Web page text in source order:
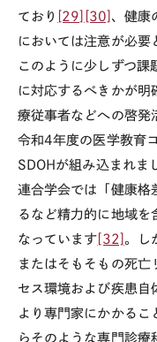
ており
[29] [30] 、健康
においては注意が必要
このように少しずつ課
に対応するべきかが明
療従事者などへの啓発
令和4年度の医学教育
SDOH が組み込まれま
連合学会では「健康格
るなど精力的に地域を
なっています [32] 。し
またはそもそもの死亡
セス環境および疾患自
より専門家にかかるこ
らそのような専門診